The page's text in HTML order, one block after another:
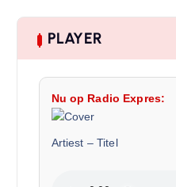
PLAYER
Nu op Radio Expres:
Artiest – Titel